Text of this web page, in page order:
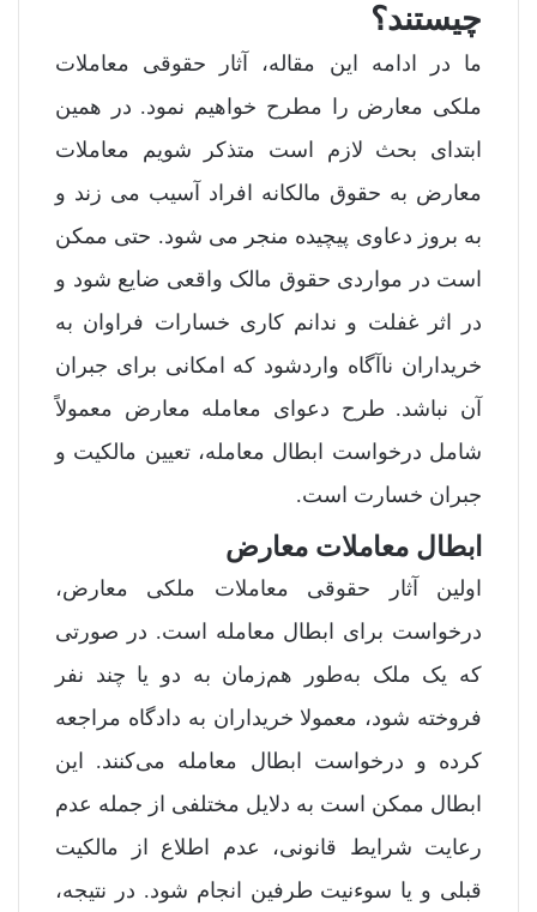
چیستند؟
ما در ادامه این مقاله، آثار حقوقی معاملات
ملکی معارض را مطرح خواهیم نمود. در همین
ابتدای بحث لازم است متذکر شویم معاملات
معارض به حقوق مالکانه افراد آسیب می زند و
به بروز دعاوی پیچیده منجر می شود. حتی ممکن
است در مواردی حقوق مالک واقعی ضایع شود و
در اثر غفلت و ندانم کاری خسارات فراوان به
خریداران ناآگاه واردشود که امکانی برای جبران
آن نباشد. طرح دعوای معامله معارض معمولاً
شامل درخواست ابطال معامله، تعیین مالکیت و
جبران خسارت است.
ابطال معاملات معارض
اولین آثار حقوقی معاملات ملکی معارض،
درخواست برای ابطال معامله است. در صورتی
که یک ملک به‌طور هم‌زمان به دو یا چند نفر
فروخته شود، معمولا خریداران به دادگاه مراجعه
کرده و درخواست ابطال معامله می‌کنند. این
ابطال ممکن است به دلایل مختلفی از جمله عدم
رعایت شرایط قانونی، عدم اطلاع از مالکیت
قبلی و یا سوءنیت طرفین انجام شود. در نتیجه،